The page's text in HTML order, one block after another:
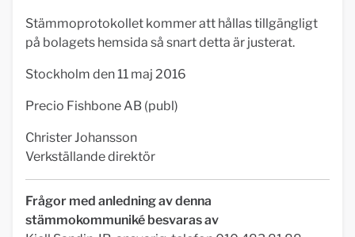
Stämmoprotokollet kommer att hållas tillgängligt
på bolagets hemsida så snart detta är justerat.
Stockholm den 11 maj 2016
Precio Fishbone AB (publ)
Christer Johansson
Verkställande direktör
Frågor med anledning av denna
stämmokommuniké besvaras av